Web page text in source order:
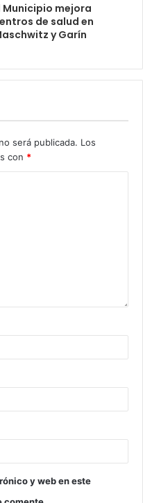
Municipio mejora
de salud en
y Garín
será publicada. Los
con *
y web en este